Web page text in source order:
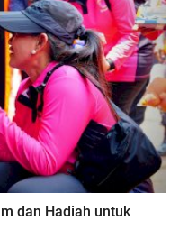
dan Hadiah untuk